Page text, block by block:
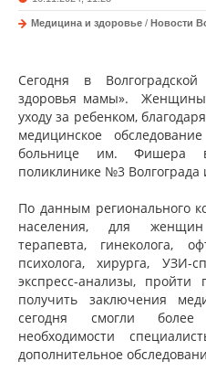
Медицина и здоровье / Новости
Сегодня в
здоровья мамы».
уходу за ребенком,
медицинское обследование
больнице им. Фишера в
поликлинике №3
По данным регионального
населения, для женщин
терапевта, гинеколога,
психолога, хирурга, УЗИ-
экспресс-анализы,
получить заключения
сегодня смогли
необходимости
дополнительное